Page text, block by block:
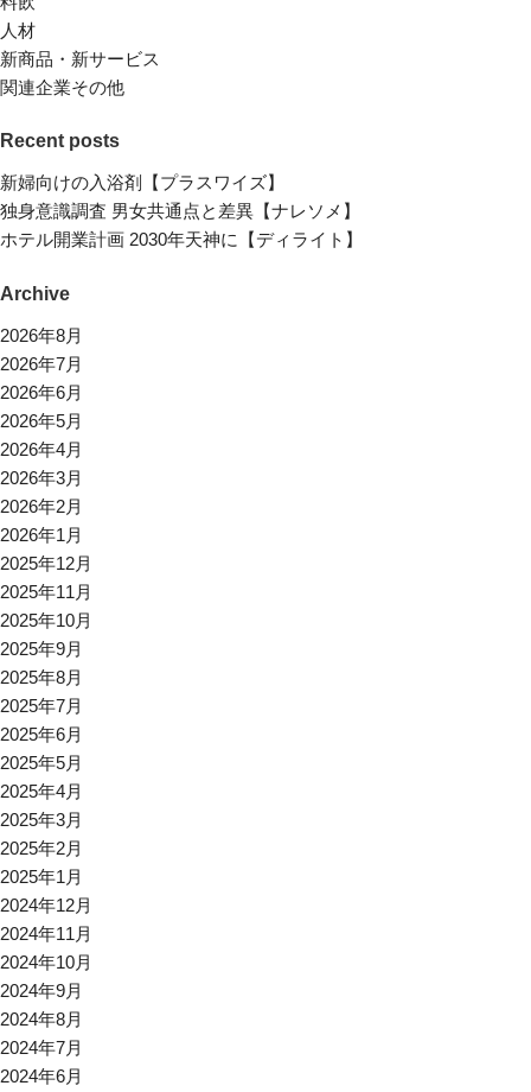
人材
新商品・新サービス
関連企業その他
Recent posts
新婦向けの入浴剤【プラスワイズ】
独身意識調査 男女共通点と差異【ナレソメ】
ホテル開業計画 2030年天神に【ディライト】
Archive
2026年8月
2026年7月
2026年6月
2026年5月
2026年4月
2026年3月
2026年2月
2026年1月
2025年12月
2025年11月
2025年10月
2025年9月
2025年8月
2025年7月
2025年6月
2025年5月
2025年4月
2025年3月
2025年2月
2025年1月
2024年12月
2024年11月
2024年10月
2024年9月
2024年8月
2024年7月
2024年6月